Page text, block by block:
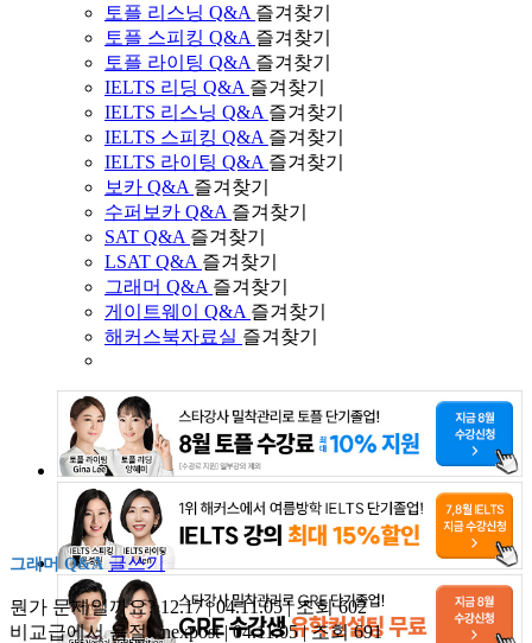
토플 리스닝 Q&A 즐겨찾기
토플 스피킹 Q&A 즐겨찾기
토플 라이팅 Q&A 즐겨찾기
IELTS 리딩 Q&A 즐겨찾기
IELTS 리스닝 Q&A 즐겨찾기
IELTS 스피킹 Q&A 즐겨찾기
IELTS 라이팅 Q&A 즐겨찾기
보카 Q&A 즐겨찾기
수퍼보카 Q&A 즐겨찾기
SAT Q&A 즐겨찾기
LSAT Q&A 즐겨찾기
그래머 Q&A 즐겨찾기
게이트웨이 Q&A 즐겨찾기
해커스북자료실 즐겨찾기
그래머 Q&A 글쓰기
뭔가 문제일까요?12.17 | 04.11.05 | 조회 602
비교급에서 음절..nexpost | 04.11.05 | 조회 691